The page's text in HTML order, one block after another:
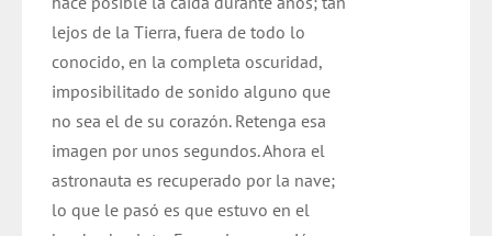
lejos de la Tierra, fuera de todo lo
conocido, en la completa oscuridad,
imposibilitado de sonido alguno que
no sea el de su corazón. Retenga esa
imagen por unos segundos. Ahora el
astronauta es recuperado por la nave;
lo que le pasó es que estuvo en el